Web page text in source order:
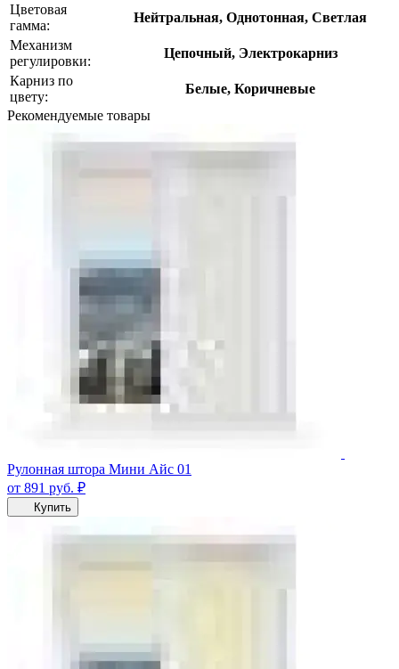
Цветовая
гамма:
Нейтральная, Однотонная, Светлая
Механизм
регулировки:
Цепочный, Электрокарниз
Карниз по
цвету:
Белые, Коричневые
Рекомендуемые товары
Рулонная штора Мини Айс 01
от 891 руб. ₽
Купить